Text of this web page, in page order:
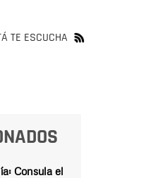
TE ESCUCHA
Consula el